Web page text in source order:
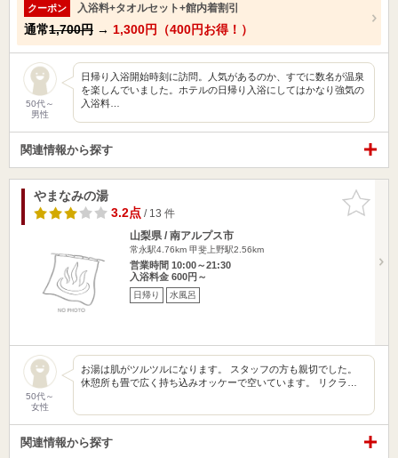
クーポン 入浴料+タオルセット+館内着割引
通常1,700円 → 1,300円（400円お得！）
50代～
男性
日帰り入浴開始時刻に訪問。人気があるのか、すでに数名が温泉
を楽しんでいました。ホテルの日帰り入浴にしてはかなり強気の
入浴料…
関連情報から探す
お気に入
りに追加
やまなみの湯
3.2点/ 13 件
山梨県 / 南アルプス市
常永駅4.76km 甲斐上野駅2.56km
営業時間 10:00～21:30
入浴料金 600円～
日帰り 水風呂
50代～
女性
お湯は肌がツルツルになります。 スタッフの方も親切でした。
休憩所も畳で広く持ち込みオッケーで空いています。 リクラ…
関連情報から探す